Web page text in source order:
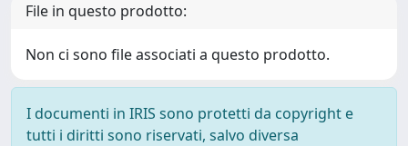
File in questo prodotto:
Non ci sono file associati a questo prodotto.
I documenti in IRIS sono protetti da copyright e
tutti i diritti sono riservati, salvo diversa